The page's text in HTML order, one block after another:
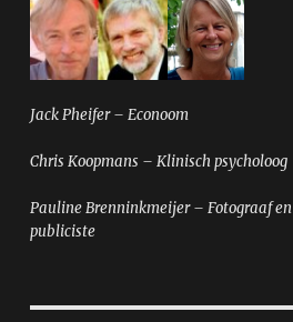
Jack Pheifer – Econoom
Chris Koopmans – Klinisch psycholoog
Pauline Brenninkmeijer – Fotograaf en
publiciste